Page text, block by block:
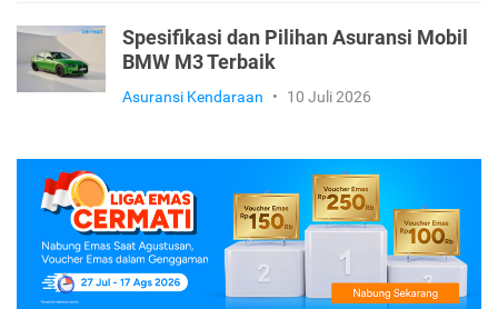
Spesifikasi dan Pilihan Asuransi Mobil
BMW M3 Terbaik
Asuransi Kendaraan • 10 Juli 2026